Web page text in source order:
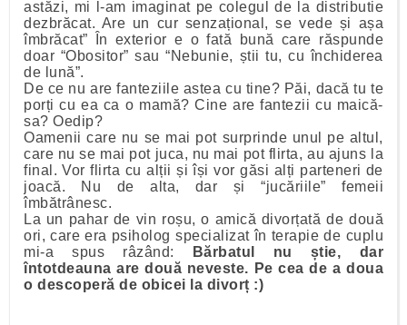
astăzi, mi l-am imaginat pe colegul de la distributie
dezbrăcat. Are un cur senzațional, se vede și așa
îmbrăcat” În exterior e o fată bună care răspunde
doar “Obositor” sau “Nebunie, știi tu, cu închiderea
de lună”.
De ce nu are fanteziile astea cu tine? Păi, dacă tu te
porți cu ea ca o mamă? Cine are fantezii cu maică-
sa? Oedip?
Oamenii care nu se mai pot surprinde unul pe altul,
care nu se mai pot juca, nu mai pot flirta, au ajuns la
final. Vor flirta cu alții și își vor găsi alți parteneri de
joacă. Nu de alta, dar și “jucăriile” femeii
îmbătrânesc.
La un pahar de vin roșu, o amică divorțată de două
ori, care era psiholog specializat în terapie de cuplu
mi-a spus râzând:
Bărbatul nu știe, dar
întotdeauna are două neveste. Pe cea de a doua
o descoperă de obicei la divorț :)